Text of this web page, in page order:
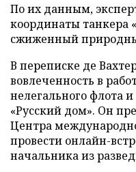
По их данным,
координаты танкера
сжиженный
В переписке де
вовлеченность в
нелегального флота
«Русский дом». Он
Центра
провести онлайн-
начальника из